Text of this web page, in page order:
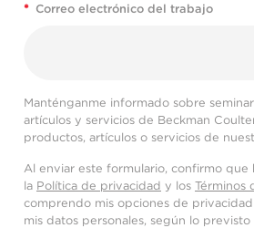
* Correo electrónico del trabajo
Manténganme informado sobre
artículos y servicios de Beckman
productos, artículos o servicios de
Al enviar este formulario, confirmo
la Política de privacidad y los Términos
comprendo mis opciones de
mis datos personales, según lo previsto